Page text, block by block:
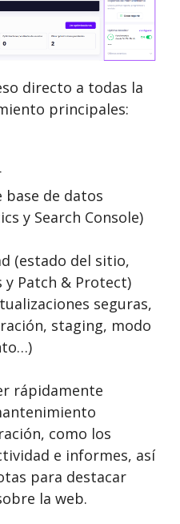
directo a todas la
principales:
de datos
y Search Console)
(estado del sitio,
Patch & Protect)
seguras,
staging, modo
rápidamente
como los
e informes, así
para destacar
la web.